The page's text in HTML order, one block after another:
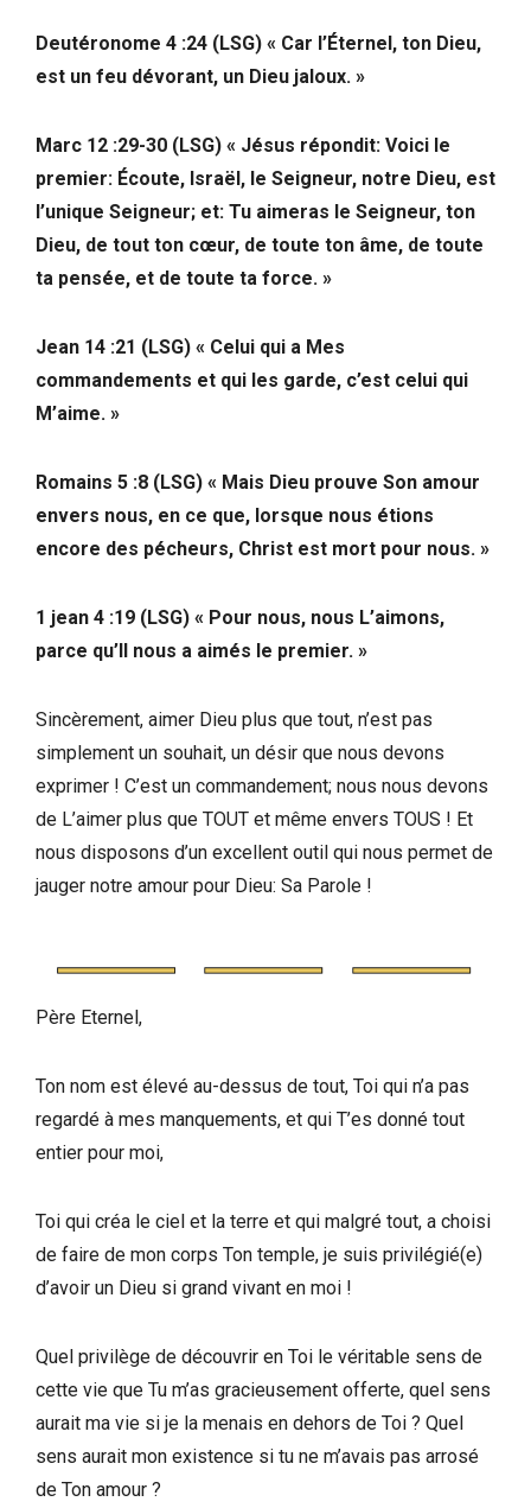
Deutéronome 4 :24 (LSG) « Car l’Éternel, ton Dieu,
est un feu dévorant, un Dieu jaloux. »
Marc 12 :29-30 (LSG) « Jésus répondit: Voici le
premier: Écoute, Israël, le Seigneur, notre Dieu, est
l’unique Seigneur; et: Tu aimeras le Seigneur, ton
Dieu, de tout ton cœur, de toute ton âme, de toute
ta pensée, et de toute ta force. »
Jean 14 :21 (LSG) « Celui qui a Mes
commandements et qui les garde, c’est celui qui
M’aime. »
Romains 5 :8 (LSG) « Mais Dieu prouve Son amour
envers nous, en ce que, lorsque nous étions
encore des pécheurs, Christ est mort pour nous. »
1 jean 4 :19 (LSG) « Pour nous, nous L’aimons,
parce qu’Il nous a aimés le premier. »
Sincèrement, aimer Dieu plus que tout, n’est pas
simplement un souhait, un désir que nous devons
exprimer ! C’est un commandement; nous nous devons
de L’aimer plus que TOUT et même envers TOUS ! Et
nous disposons d’un excellent outil qui nous permet de
jauger notre amour pour Dieu: Sa Parole !
Père Eternel,
Ton nom est élevé au-dessus de tout, Toi qui n’a pas
regardé à mes manquements, et qui T’es donné tout
entier pour moi,
Toi qui créa le ciel et la terre et qui malgré tout, a choisi
de faire de mon corps Ton temple, je suis privilégié(e)
d’avoir un Dieu si grand vivant en moi !
Quel privilège de découvrir en Toi le véritable sens de
cette vie que Tu m’as gracieusement offerte, quel sens
aurait ma vie si je la menais en dehors de Toi ? Quel
sens aurait mon existence si tu ne m’avais pas arrosé
de Ton amour ?